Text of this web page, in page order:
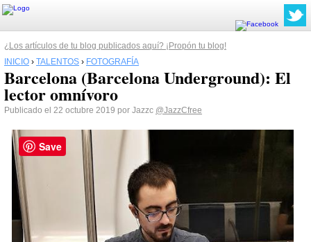
¿Los artículos de tu blog publicados aquí? ¡Propón tu blog!
INICIO › TALENTOS › FOTOGRAFÍA
Barcelona (Barcelona Underground): El
lector omnívoro
Publicado el 22 octubre 2019 por Jazzc @JazzCfree
Save